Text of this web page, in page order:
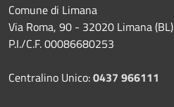
Comune di Limana
Via Roma, 90 - 32020 Limana (BL)
P.I./C.F. 00086680253
Centralino Unico:0437 966111